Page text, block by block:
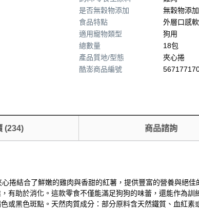
是否無穀物添加
無穀物添加
食品特點
外層口感
適用寵物類型
狗用
總數量
18包
產品質地/型態
夾心捲
酷澎商品編號
(234) 商品諮詢
捲結合了鮮嫩的雞肉與香甜的紅薯，提供豐富的營養與絕
有助於消化。這款零食不僅能滿足狗狗的味蕾，還能作為
或黑色斑點。天然肉質成分：部分原料含天然鐵質、血紅